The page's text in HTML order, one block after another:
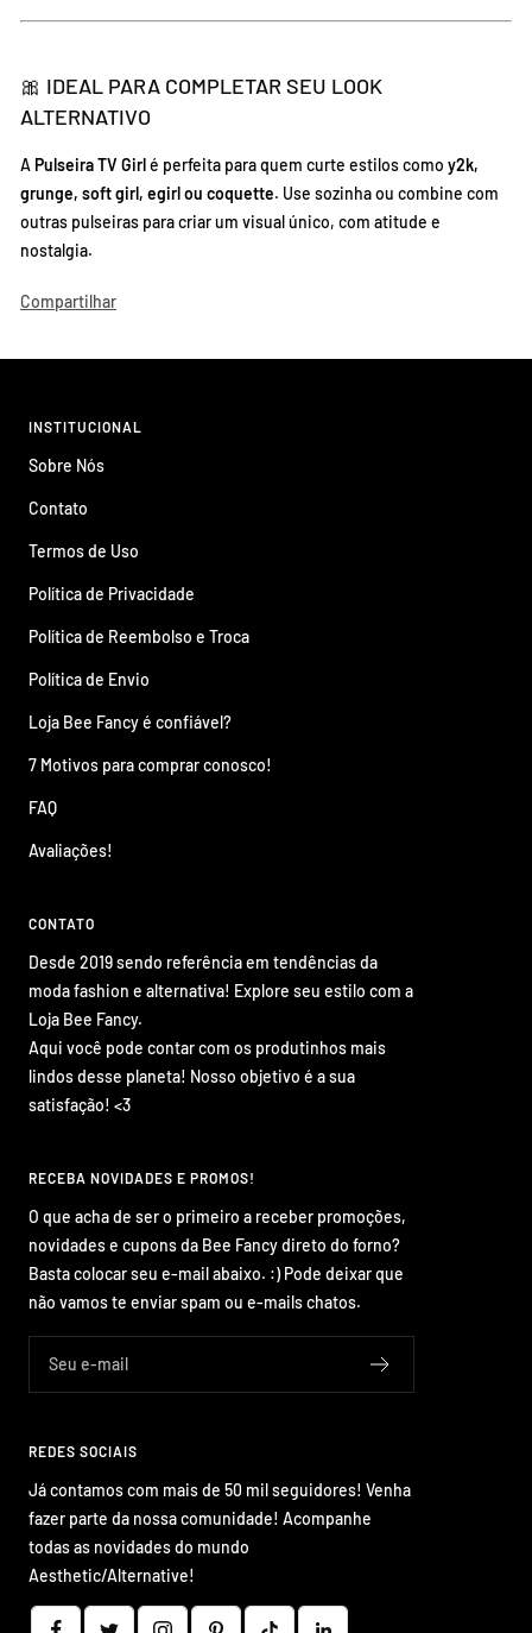
🎀 IDEAL PARA COMPLETAR SEU LOOK
ALTERNATIVO
A Pulseira TV Girlé perfeita para quem curte estilos como y2k,
grunge, soft girl, egirl ou coquette. Use sozinha ou combine com
outras pulseiras para criar um visual único, com atitude e
nostalgia.
Compartilhar
INSTITUCIONAL
Sobre Nós
Contato
Termos de Uso
Política de Privacidade
Política de Reembolso e Troca
Política de Envio
Loja Bee Fancy é confiável?
7 Motivos para comprar conosco!
FAQ
Avaliações!
CONTATO
Desde 2019 sendo referência em tendências da
moda fashion e alternativa! Explore seu estilo com a
Loja Bee Fancy.
Aqui você pode contar com os produtinhos mais
lindos desse planeta! Nosso objetivo é a sua
satisfação! <3
RECEBA NOVIDADES E PROMOS!
O que acha de ser o primeiro a receber promoções,
novidades e cupons da Bee Fancy direto do forno?
Basta colocar seu e-mail abaixo. :) Pode deixar que
não vamos te enviar spam ou e-mails chatos.
Seu e-mail
REDES SOCIAIS
Já contamos com mais de 50 mil seguidores! Venha
fazer parte da nossa comunidade! Acompanhe
todas as novidades do mundo
Aesthetic/Alternative!